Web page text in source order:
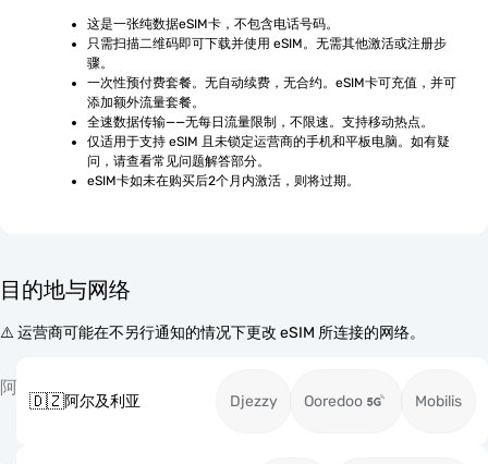
这是一张纯数据eSIM卡，不包含电话号码。
只需扫描二维码即可下载并使用 eSIM。无需其他激活或注册步
骤。
一次性预付费套餐。无自动续费，无合约。eSIM卡可充值，并可
添加额外流量套餐。
全速数据传输——无每日流量限制，不限速。支持移动热点。
仅适用于支持 eSIM 且未锁定运营商的手机和平板电脑。如有疑
问，请查看常见问题解答部分。
eSIM卡如未在购买后2个月内激活，则将过期。
目的地与网络
⚠️ 运营商可能在不另行通知的情况下更改 eSIM 所连接的网络。
阿
🇩🇿阿尔及利亚 Djezzy Ooredoo Mobilis